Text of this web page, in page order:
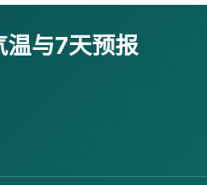
与7天预报